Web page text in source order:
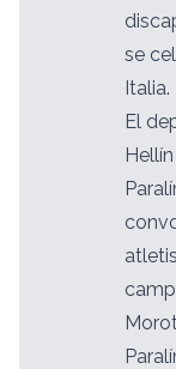
se
Italia.
El